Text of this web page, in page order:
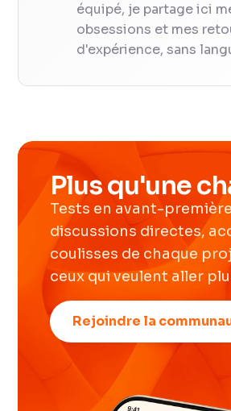
équipé, je partage ici
obsessions et mes
d'expérience, sans
Plus qu'une
Tests en avant-
discussions directes,
coulisses de chaque
ceux qui veulent aller
Rejoindre la